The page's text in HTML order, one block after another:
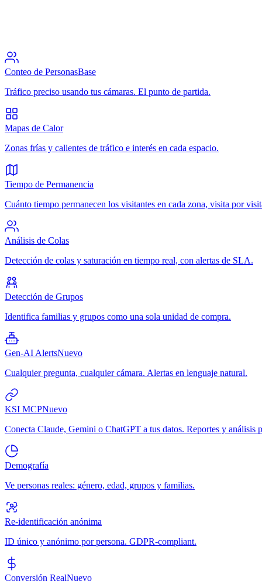
Conteo de PersonasBase
Tráfico preciso usando tus cámaras. El punto de partida.
Mapas de Calor
Zonas frías y calientes de tráfico e interés en cada espacio.
Tiempo de Permanencia
Cuánto tiempo permanecen los visitantes en cada zona, visita por
Análisis de Colas
Detección de colas y saturación en tiempo real, con alertas de SLA.
Detección de Grupos
Identifica familias y grupos como una sola unidad de compra.
Gen-AI AlertsNuevo
Cualquier pregunta, cualquier cámara. Alertas en lenguaje natural.
KSI MCPNuevo
Conecta Claude, Gemini o ChatGPT a tus datos. Reportes y análisis
Demografía
Ve personas reales: género, edad, grupos y familias.
Re-identificación anónima
ID único y anónimo por persona. GDPR-compliant.
Conversión RealNuevo